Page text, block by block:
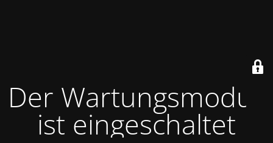
Der Wartungsmodus
ist eingeschaltet